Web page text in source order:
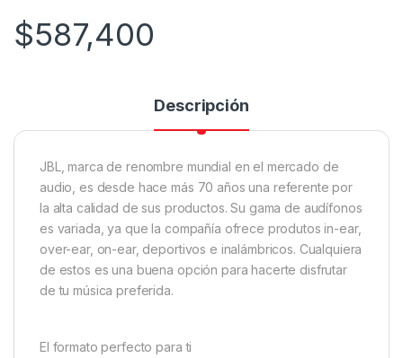
$587,400
Descripción
JBL, marca de renombre mundial en el mercado de
audio, es desde hace más 70 años una referente por
la alta calidad de sus productos. Su gama de audífonos
es variada, ya que la compañía ofrece produtos in-ear,
over-ear, on-ear, deportivos e inalámbricos. Cualquiera
de estos es una buena opción para hacerte disfrutar
de tu música preferida.
El formato perfecto para ti